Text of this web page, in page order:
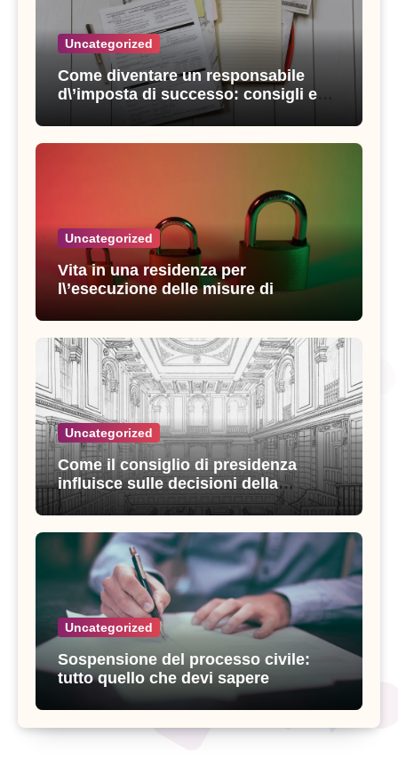
Uncategorized
Come diventare un responsabile
d\’imposta di successo: consigli e
strategie vincenti
Uncategorized
Vita in una residenza per
l\’esecuzione delle misure di
Uncategorized
Come il consiglio di presidenza
influisce sulle decisioni della
giustizia amministrativa
Uncategorized
Sospensione del processo civile:
tutto quello che devi sapere